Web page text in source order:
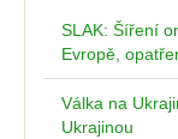
SLAK: Šíření
Evropě,
Válka na
Ukrajinou